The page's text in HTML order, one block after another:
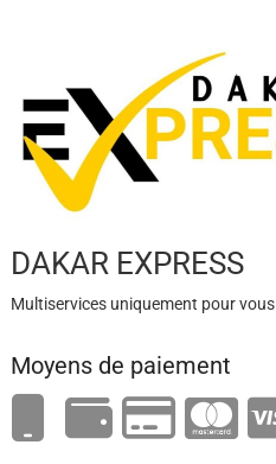
DAKAR EXPRESS
Multiservices uniquement pour vous
Moyens de paiement